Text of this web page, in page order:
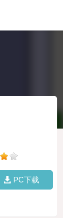
PC下载